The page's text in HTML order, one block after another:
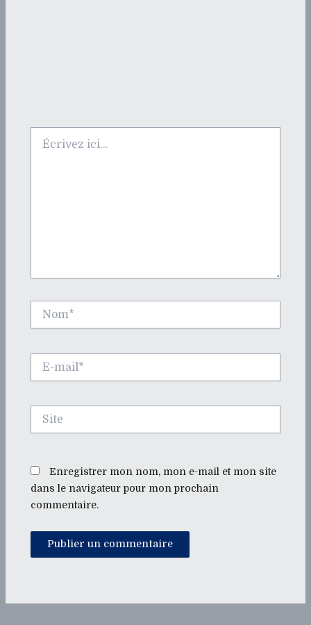
ici…
Nom*
mail*
Site
Enregistrer mon nom, mon e-mail et mon site
dans le navigateur pour mon prochain
commentaire.